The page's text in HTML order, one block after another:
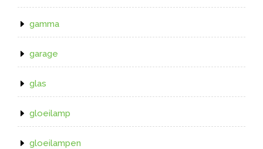
gamma
garage
glas
gloeilamp
gloeilampen